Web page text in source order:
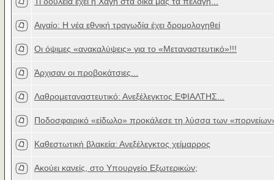
Αιγαίο: Η νέα εθνική τραγωδία έχει δρομολογηθεί
Οι όψιμες «ανακαλύψεις» για το «Μεταναστευτικό»!!!
Άρχισαν οι προβοκάτσιες...
Λαθρομεταναστευτικό: Ανεξέλεγκτος ΕΦΙΑΛΤΗΣ...
Ποδοσφαιρικό «είδωλο» προκάλεσε τη λύσσα των
Καθεστωτική βλακεία: Ανεξέλεγκτος χείμαρρος
Ακούει κανείς, στο Υπουργείο Εξωτερικών;